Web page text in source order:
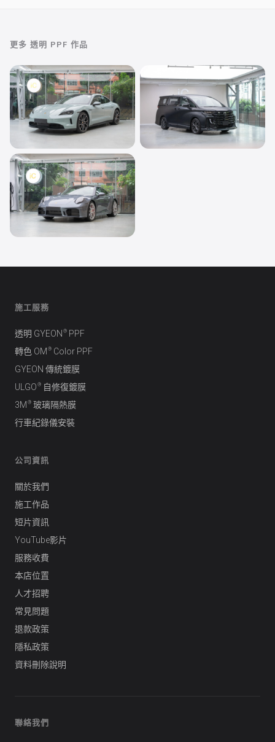
更多 透明 PPF 作品
透明 PPF
Porsche Taycan
Porsche 911
施工服務
透明 GYEON ® PPF
轉色 OM ® Color PPF
GYEON 傳統鍍膜
ULGO ® 自修復鍍膜
3M ® 玻璃隔熱膜
行車紀錄儀安裝
公司資訊
關於我們
施工作品
短片資訊
YouTube影片
服務收費
本店位置
人才招聘
常見問題
退款政策
隱私政策
資料刪除說明
聯絡我們